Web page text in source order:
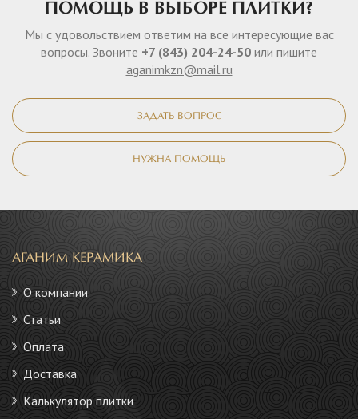
ПОМОЩЬ В ВЫБОРЕ ПЛИТКИ?
Мы с удовольствием ответим на все интересующие вас
вопросы. Звоните +7 (843) 204-24-50 или пишите
aganimkzn@mail.ru
ЗАДАТЬ ВОПРОС
НУЖНА ПОМОЩЬ
АГАНИМ КЕРАМИКА
О компании
Статьи
Оплата
Доставка
Калькулятор плитки